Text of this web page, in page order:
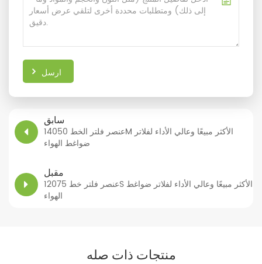
ارسل
سابق
عنصر فلتر الخط 14050M الأكثر مبيعًا وعالي الأداء لفلاتر
ضواغط الهواء
مقبل
عنصر فلتر خط 12075S الأكثر مبيعًا وعالي الأداء لفلاتر ضواغط
الهواء
منتجات ذات صله